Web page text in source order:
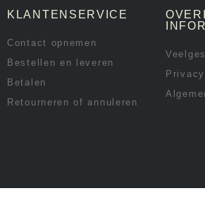
KLANTENSERVICE
Contact opnemen
Bestellen en leveren
Betalen
Retourneren of annuleren